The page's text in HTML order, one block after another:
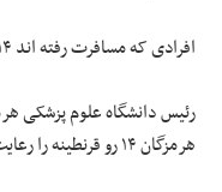
افرادی که مسافرت رفته اند ۱۴ روز باید قرنطینه شوند
رئیس دانشگاه علوم پزشکی
هرمزگان ۱۴ رو قرنطینه را رعایت کنند.